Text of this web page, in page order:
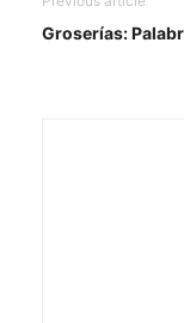
Groserías: